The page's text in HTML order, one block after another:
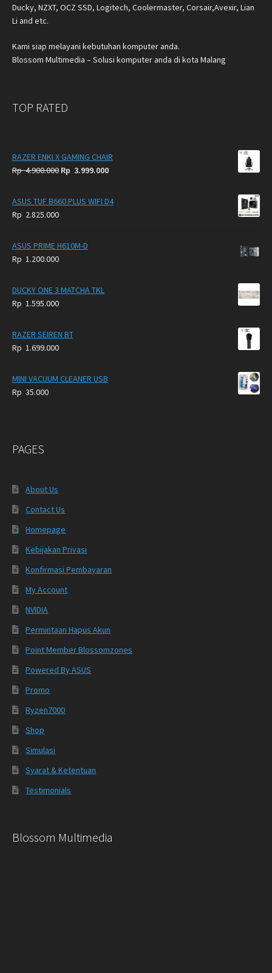
Ducky, NZXT, OCZ SSD, Logitech, Coolermaster, Corsair,Avexir, Lian
Li and etc.
Kami siap melayani kebutuhan komputer anda.
Blossom Multimedia – Solusi komputer anda di kota Malang
TOP RATED
RAZER ENKI X GAMING CHAIR
Rp4.900.000 Original
was:
Rp 3.999.000Current
is:
ASUS TUF B660 PLUS WIFI D4
Rp 2.825.000
ASUS PRIME H610M-D
Rp 1.200.000
DUCKY ONE 3 MATCHA TKL
Rp 1.595.000
RAZER SEIREN BT
Rp 1.699.000
MINI VACUUM CLEANER USB
Rp 35.000
PAGES
About Us
Contact Us
Homepage
Kebijakan Privasi
Konfirmasi Pembayaran
My Account
NVIDIA
Permintaan Hapus Akun
Point Member Blossomzones
Powered By ASUS
Promo
Ryzen7000
Shop
Simulasi
Syarat & Ketentuan
Testimonials
Blossom Multimedia